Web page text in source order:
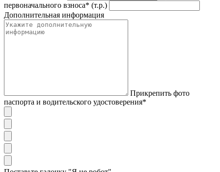
первоначального взноса* (т.р.)
Дополнительная информация
Прикрепить фото
паспорта и водительского удостоверения*